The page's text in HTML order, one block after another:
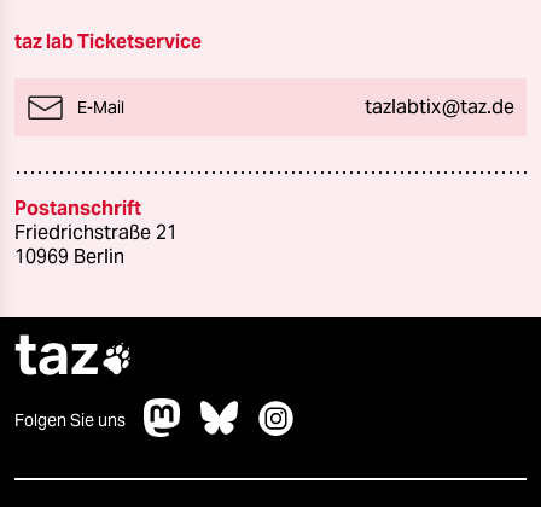
taz lab Ticketservice
E-Mail tazlabtix@taz.de
Postanschrift
Friedrichstraße 21
10969 Berlin
taz
Folgen Sie uns